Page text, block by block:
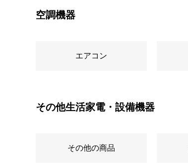
空調機器
エアコン
その他生活家電・設備機器
その他の商品